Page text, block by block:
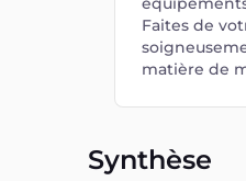
Faites de
matière de
Synthèse